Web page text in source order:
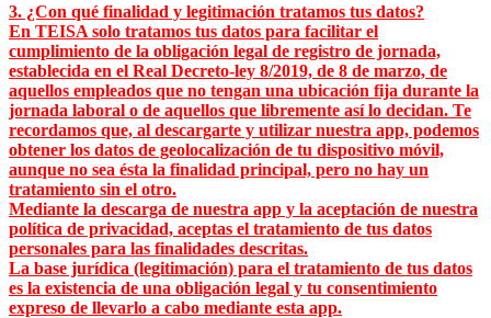
3. ¿Con qué finalidad y legitimación tratamos tus datos?
En TEISA solo tratamos tus datos para facilitar el
cumplimiento de la obligación legal de registro de jornada,
establecida en el Real Decreto-ley 8/2019, de 8 de marzo, de
aquellos empleados que no tengan una ubicación fija durante la
jornada laboral o de aquellos que libremente así lo decidan. Te
recordamos que, al descargarte y utilizar nuestra app, podemos
obtener los datos de geolocalización de tu dispositivo móvil,
aunque no sea ésta la finalidad principal, pero no hay un
tratamiento sin el otro.
Mediante la descarga de nuestra app y la aceptación de nuestra
política de privacidad, aceptas el tratamiento de tus datos
personales para las finalidades descritas.
La base jurídica (legitimación) para el tratamiento de tus datos
es la existencia de una obligación legal y tu consentimiento
expreso de llevarlo a cabo mediante esta app.